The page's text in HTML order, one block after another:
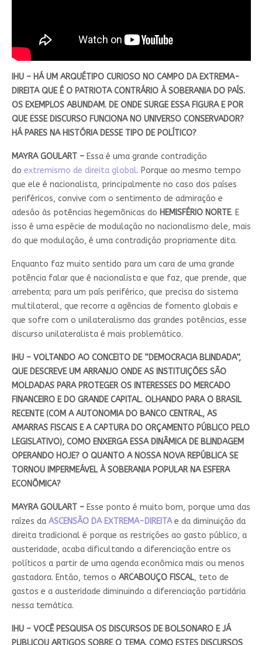
IHU – HÁ UM ARQUÉTIPO CURIOSO NO CAMPO DA EXTREMA-
DIREITA QUE É O PATRIOTA CONTRÁRIO À SOBERANIA DO PAÍS.
OS EXEMPLOS ABUNDAM. DE ONDE SURGE ESSA FIGURA E POR
QUE ESSE DISCURSO FUNCIONA NO UNIVERSO CONSERVADOR?
HÁ PARES NA HISTÓRIA DESSE TIPO DE POLÍTICO?
MAYRA GOULART –Essa é uma grande contradição
do extremismo de direita global. Porque ao mesmo tempo
que ele é nacionalista, principalmente no caso dos países
periféricos, convive com o sentimento de admiração e
adesão às potências hegemônicas do HEMISFÉRIO NORTE. E
isso é uma espécie de modulação no nacionalismo dele, mais
do que modulação, é uma contradição propriamente dita.
Enquanto faz muito sentido para um cara de uma grande
potência falar que é nacionalista e que faz, que prende, que
arrebenta; para um país periférico, que precisa do sistema
multilateral, que recorre a agências de fomento globais e
que sofre com o unilateralismo das grandes potências, esse
discurso unilateralista é mais problemático.
IHU – VOLTANDO AO CONCEITO DE “DEMOCRACIA BLINDADA”,
QUE DESCREVE UM ARRANJO ONDE AS INSTITUIÇÕES SÃO
MOLDADAS PARA PROTEGER OS INTERESSES DO MERCADO
FINANCEIRO E DO GRANDE CAPITAL. OLHANDO PARA O BRASIL
RECENTE (COM A AUTONOMIA DO BANCO CENTRAL, AS
AMARRAS FISCAIS E A CAPTURA DO ORÇAMENTO PÚBLICO PELO
LEGISLATIVO), COMO ENXERGA ESSA DINÂMICA DE BLINDAGEM
OPERANDO HOJE? O QUANTO A NOSSA NOVA REPÚBLICA SE
TORNOU IMPERMEÁVEL À SOBERANIA POPULAR NA ESFERA
ECONÔMICA?
MAYRA GOULART –Esse ponto é muito bom, porque uma das
raízes da ASCENSÃO DA EXTREMA-DIREITAe da diminuição da
direita tradicional é porque as restrições ao gasto público, a
austeridade, acaba dificultando a diferenciação entre os
políticos a partir de uma agenda econômica mais ou menos
gastadora. Então, temos o ARCABOUÇO FISCAL, teto de
gastos e a austeridade diminuindo a diferenciação partidária
nessa temática.
IHU – VOCÊ PESQUISA OS DISCURSOS DE BOLSONARO E JÁ
PUBLICOU ARTIGOS SOBRE O TEMA. COMO ESTES DISCURSOS